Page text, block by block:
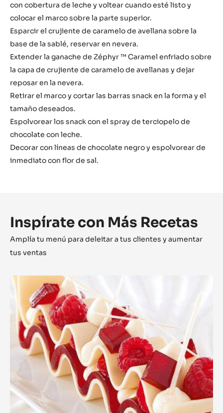
con cobertura de leche y voltear cuando esté listo y
colocar el marco sobre la parte superior.
Esparcir el crujiente de caramelo de avellana sobre la
base de la sablé, reservar en nevera.
Extender la ganache de Zéphyr ™ Caramel enfriado sobre
la capa de crujiente de caramelo de avellanas y dejar
reposar en la nevera.
Retirar el marco y cortar las barras snack en la forma y el
tamaño deseados.
Espolvorear los snack con el spray de terciopelo de
chocolate con leche.
Decorar con líneas de chocolate negro y espolvorear de
inmediato con flor de sal.
Inspírate con Más Recetas
Amplía tu menú para deleitar a tus clientes y aumentar
tus ventas
Milhojas
Zéphyr™